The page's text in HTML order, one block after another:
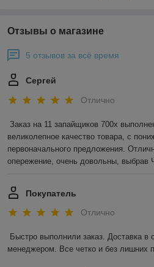
Отзывы о магазине
5 отзывов за всё время
Сергей
Отлично
Заказ на 11 запайщиков 700х
великолепное качество товара, с
первоначального предложения.
опережение, очень довольны, выбрав
Покупатель
Отлично
Быстро выполнили заказ. Доставка в
менеджером. Все четко и без лишних